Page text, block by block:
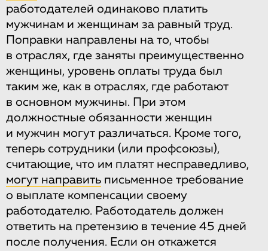
работодателей одинаково платить
мужчинам и женщинам за равный труд.
Поправки направлены на то, чтобы
в отраслях, где заняты преимущественно
женщины, уровень оплаты труда был
таким же, как в отраслях, где работают
в основном мужчины. При этом
должностные обязанности женщин
и мужчин могут различаться. Кроме того,
теперь сотрудники (или профсоюзы),
считающие, что им платят несправедливо,
могут направить письменное требование
о выплате компенсации своему
работодателю. Работодатель должен
ответить на претензию в течение 45 дней
после получения. Если он откажется